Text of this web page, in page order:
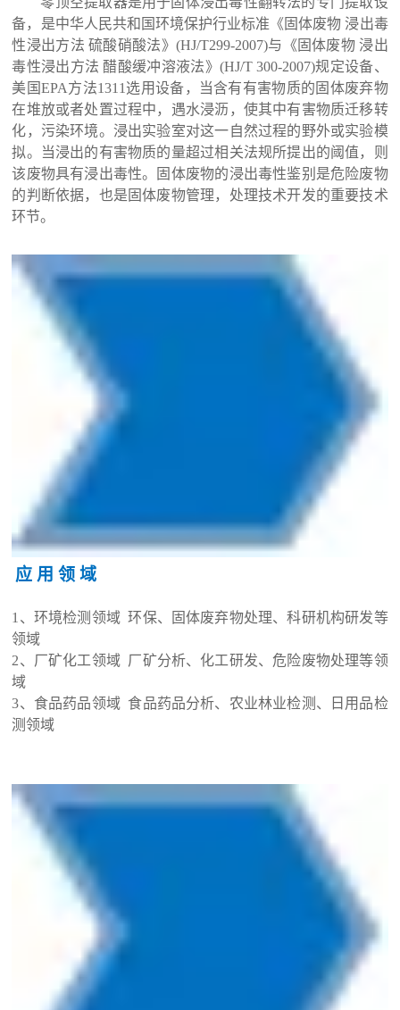
备，是中华人民共和国环境保护行业标准《固体废物 浸出毒
性浸出方法 硫酸硝酸法》 (HJ/T299-2007)与《固体废物 浸出
毒性浸出方法 醋酸缓冲溶液法》 (HJ/T 300-2007)规定设备、
美国EPA方法1311 选用设备，当含有有害物质的固体废弃物
在堆放或者处置过程中，遇水浸沥，使其中有害物质迁移转
化，污染环境。浸出实验室对这一自然过程的野外或实验模
拟。当浸出的有害物质的量超过相关法规所提出的阈值，则
该废物具有浸出毒性。固体废物的浸出毒性鉴别是危险废物
的判断依据，也是固体废物管理，处理技术开发的重要技术
环节。
应 用 领 域
1 、环境检测领域 环保、固体废弃物处理、科研机构研发等
领域
2、厂矿化工领域 厂矿分析、化工研发、危险废物处理等领
域
3、食品药品领域 食品药品分析、农业林业检测、日用品检
测领域